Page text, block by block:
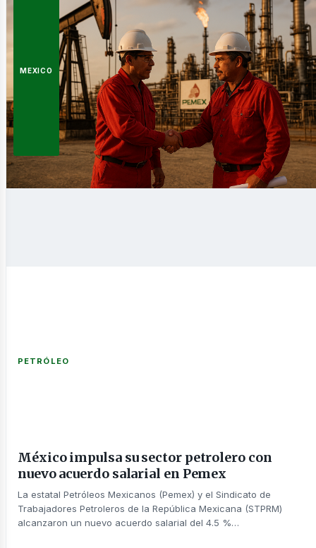
MEXICO
PETRÓLEO
México impulsa su sector petrolero con
nuevo acuerdo salarial en Pemex
La estatal Petróleos Mexicanos (Pemex) y el Sindicato de
Trabajadores Petroleros de la República Mexicana (STPRM)
alcanzaron un nuevo acuerdo salarial del 4.5 %…